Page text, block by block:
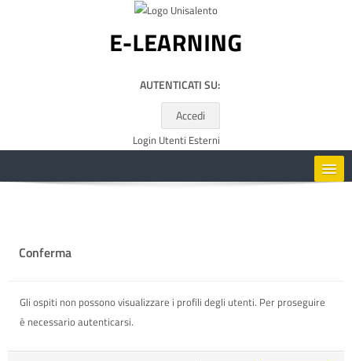
AUTENTICATI SU:
Accedi
Login Utenti Esterni
ITALIANO ‎(IT)‎
Cerca
Conferma
Gli ospiti non possono visualizzare i profili degli utenti. Per proseguire
è necessario autenticarsi.